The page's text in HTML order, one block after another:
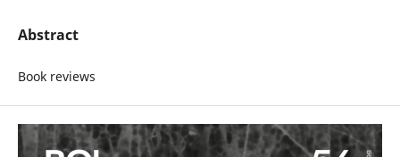
Abstract
Book reviews